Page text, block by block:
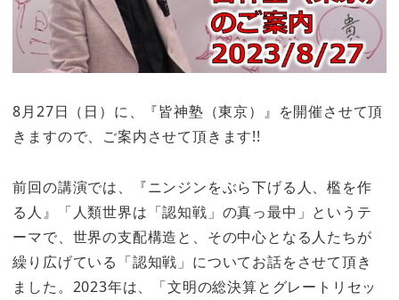
8月27日（日）に、『皆神塾（東京）』を開催させて頂
きますので、ご案内させて頂きます!!
前回の講演では、『ニンジンをぶら下げる人、檻を作
る人』「人類世界は「認知戦」の真っ最中」というテ
ーマで、世界の支配構造と、その中心となる人たちが
繰り広げている「認知戦」についてお話をさせて頂き
ました。2023年は、「文明の総決算とグレートリセッ